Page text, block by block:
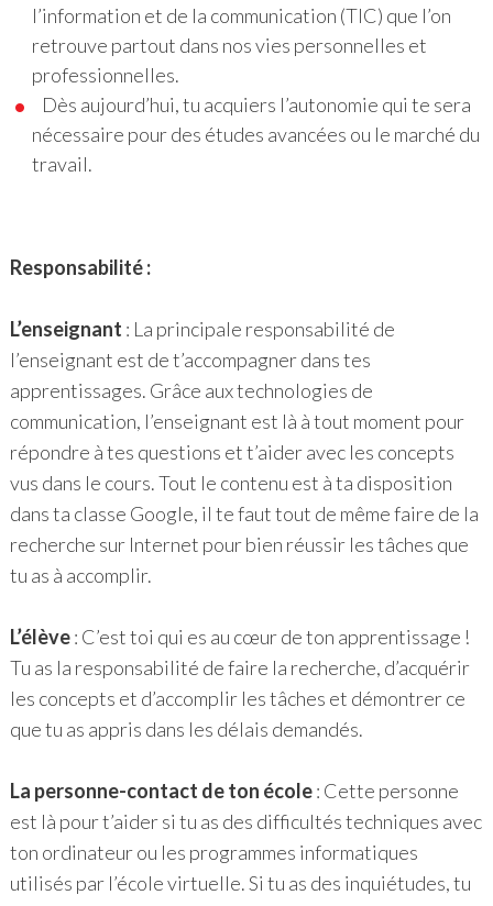
l’information et de la communication (TIC) que l’on
retrouve partout dans nos vies personnelles et
professionnelles.
Dès aujourd’hui, tu acquiers l’autonomie qui te sera
nécessaire pour des études avancées ou le marché du
travail.
Responsabilité :
L’enseignant : La principale responsabilité de
l’enseignant est de t’accompagner dans tes
apprentissages. Grâce aux technologies de
communication, l’enseignant est là à tout moment pour
répondre à tes questions et t’aider avec les concepts
vus dans le cours. Tout le contenu est à ta disposition
dans ta classe Google, il te faut tout de même faire de la
recherche sur Internet pour bien réussir les tâches que
tu as à accomplir.
L’élève: C’est toi qui es au cœur de ton apprentissage !
Tu as la responsabilité de faire la recherche, d’acquérir
les concepts et d’accomplir les tâches et démontrer ce
que tu as appris dans les délais demandés.
La personne-contact de ton école: Cette personne
est là pour t’aider si tu as des difficultés techniques avec
ton ordinateur ou les programmes informatiques
utilisés par l’école virtuelle. Si tu as des inquiétudes, tu